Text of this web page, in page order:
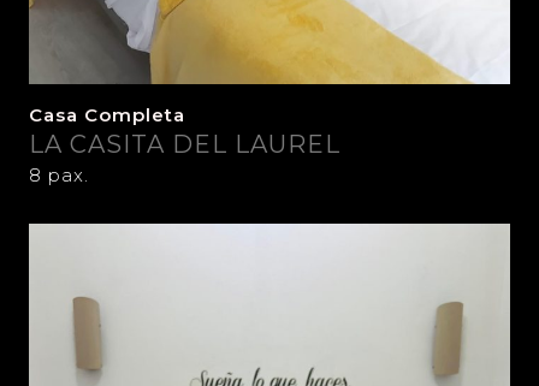
Casa Completa
LA CASITA DEL LAUREL
8 pax.